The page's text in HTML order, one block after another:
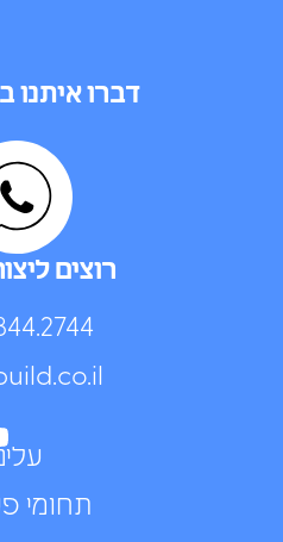
תחומי
דברו איתנו
רוצים